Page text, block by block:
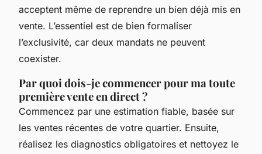
acceptent même de reprendre un bien déjà mis en
vente. L’essentiel est de bien formaliser
l’exclusivité, car deux mandats ne peuvent
coexister.
Par quoi dois-je commencer pour ma toute
première vente en direct ?
Commencez par une estimation fiable, basée sur
les ventes récentes de votre quartier. Ensuite,
réalisez les diagnostics obligatoires et nettoyez le